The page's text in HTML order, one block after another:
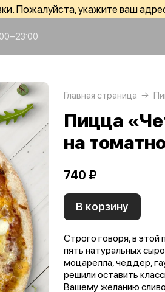
Пожалуйста, укажите ваш
Главная страница
Пицца
на
740 ₽
В корзину
Строго говоря, в этой
пять натуральных
моцарелла, чеддер,
решили оставить
Вашему желанию